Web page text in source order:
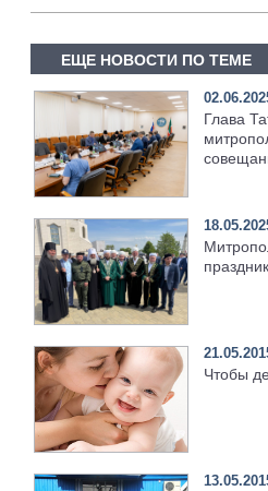
ЕЩЕ НОВОСТИ ПО ТЕМЕ
Глава
Чтобы